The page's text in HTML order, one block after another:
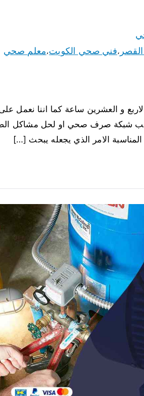
،فني صحي الكويت،معلم صحي
و العشرين ساعة كما اننا نعمل
تركيب شبكة صرف صحي او لحل مشاكل
الامر الذي يجعله يبحث […]